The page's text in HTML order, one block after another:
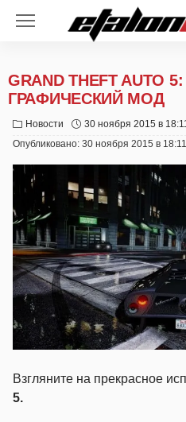
GRAND THEFT AUTO
ГРАФИЧЕСКИЙ МОД
Новости
30 ноября 2015 в
Опубликовано: 30 ноября 2015 в 18:11
Взгляните на прекрасное
5.